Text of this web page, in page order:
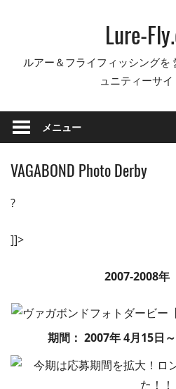
Lure-
ルアー＆フライフィッシングを
ュニティーサイ
メニュー
VAGABOND Photo Derby
?
]]>
2007-2008
期間： 2007年 4月15日